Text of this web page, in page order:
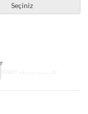
Seçiniz
Akşam Yemeği